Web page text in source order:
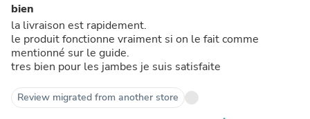
bien
la livraison est rapidement.
le produit fonctionne vraiment si on le fait comme
mentionné sur le guide.
tres bien pour les jambes je suis satisfaite
Review migrated from another store